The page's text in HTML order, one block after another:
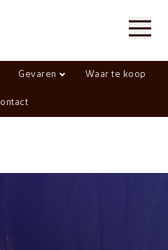
Gevaren Waar te koop